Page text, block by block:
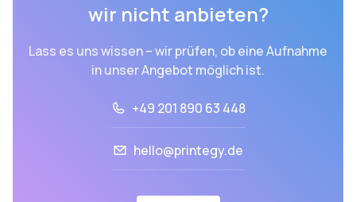
wir nicht anbieten?
Lass es uns wissen – wir prüfen, ob eine Aufnahme
in unser Angebot möglich ist.
+49 201 890 63 448
hello@printegy.de